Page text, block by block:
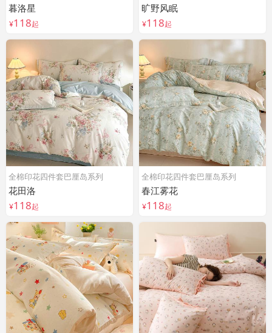
暮洛星
¥118起
旷野风眠
¥118起
全棉印花四件套巴厘岛系列
花田洛
¥118起
全棉印花四件套巴厘岛系列
春江雾花
¥118起